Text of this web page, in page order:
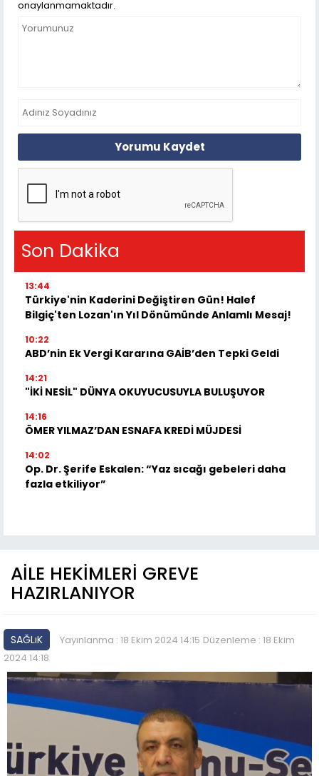
onaylanmamaktadır.
Yorumu Kaydet
Son Dakika
13:44
Türkiye'nin Kaderini Değiştiren Gün! Halef
Bilgiç'ten Lozan'ın Yıl Dönümünde Anlamlı Mesaj!
10:22
ABD’nin Ek Vergi Kararına GAİB’den Tepki Geldi
14:21
"İKİ NESİL" DÜNYA OKUYUCUSUYLA BULUŞUYOR
14:16
ÖMER YILMAZ’DAN ESNAFA KREDİ MÜJDESİ
14:02
Op. Dr. Şerife Eskalen: “Yaz sıcağı gebeleri daha
fazla etkiliyor”
AİLE HEKİMLERİ GREVE
HAZIRLANIYOR
SAĞLıK Yayınlanma : 18 Ekim 2024 14:15 Düzenleme : 18 Ekim
2024 14:18